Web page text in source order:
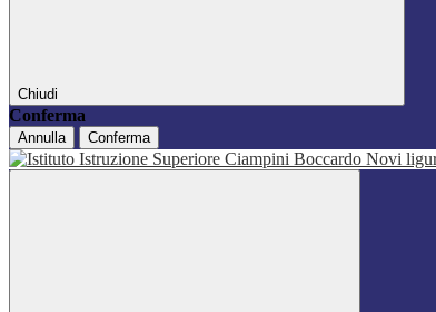
Chiudi
Conferma
Annulla Conferma